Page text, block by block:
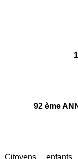
92 ème
Citoyens,